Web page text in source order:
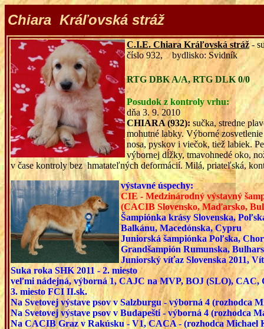
Chiara Kráľovská stráž
C.I.E. Chiara Kráľovská stráž-
číslo 932, bydlisko: Svidník
RTG DBK A/A, RTG
Posudok z kontroly vrhu:
dňa 3. 9. 2010
CHIARA (932): sučka, stredne
mohutné labky. Výborné
nosa, pyskov i viečok, tiež labiek.
výbornej dĺžky, tmavohnedé oko,
v čase kontroly bez hmatateľných deformácií. Milá, priateľská,
výstavné úspechy:
CIE - Medzinárodný výstavný
(CACIB Slovensko, Maďarsko,
Šampiónka krásy Slovenska,
Balkánu, Macedónska, Cypru
Juniorská šampiónka Poľska,
Grandšampión Rumunska,
Juniorský víťaz Slovenska 2011,
Suka roka SHK 2011 - 2. miesto
veľmi nádejná, výborná 1, CAJC na MVP, BOJ (SLO),
3. miesto FCI II.sk.
Na Svetovej výstave psov v Salzburgu - výborná 4 (rozhodca
Na Svetovej výstave psov v Budapešti - výborná 4 (rozhodca
Na CACIB Graz v Rakúsku - V1, CACA - (rozhodca Michael